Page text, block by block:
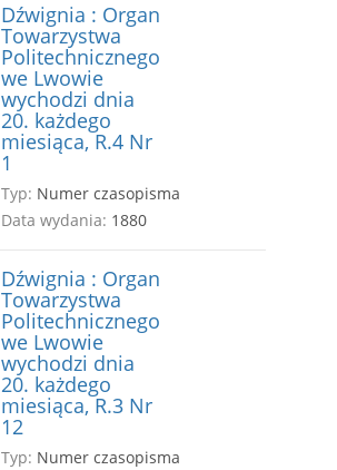
Dźwignia : Organ
Towarzystwa
Politechnicznego
we Lwowie
wychodzi dnia
20. każdego
miesiąca, R.4 Nr
1
Typ: Numer czasopisma
Data wydania: 1880
Dźwignia : Organ
Towarzystwa
Politechnicznego
we Lwowie
wychodzi dnia
20. każdego
miesiąca, R.3 Nr
12
Typ: Numer czasopisma